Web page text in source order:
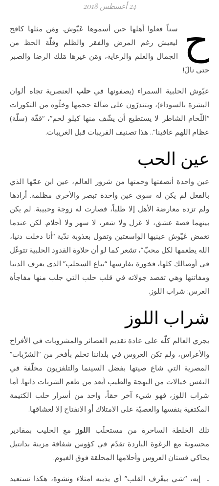
24 أغسطس 2018
ح
سناً فعلوا أهلها حين أسموها عَيّوش. ومَن مثلها كافح
ليعيش رغم المرض والفقر والظلم وقلّة الحظ من
الجمال والعلم والرعاية، ومَن غيرها مَلك الرضا والصبر
حتى نالَ!
عيّوش الحلبية السمراء (يصفونها فيحلب العنصرية تجاه ألوان
البشرة بالسوداء)، ويتندرّون على ضآلة حجمها وخلّوه من التكورات
“اللّحام الشاطر لا يستطيع أن يشّف منها كيلو لحم”، “قفّة (سلّة)
عظام اللهم عافينا”.. هذا تصنيف القريبات قبل الغريبات.
عين الحب
عين واحدة أنصفتها وحمتها من شرور العالم، عين ابن عمّها الذي
بالفعل لم يكن له سوى عين واحدة تبصر والأخرى مظلمة. أرادها
ولم تزده معارضة الأهل إلا طلباً، فصارت له زوجة وحبيبة. لم يكن
بينهما قصة عشق، لا غزل ولا شعر، لا سهر ولا أحلام. لكن عندما
تغمض عَيّوش عينيها الواسعتين وتقول بعذوبة ندّية “أنا دخلت دنيا،
الله يطعمها لكل محبّ”، تشعر كما لو أن حلاوة القدود الحلبية تتوغّل
في أوصالك كلها، فخورة بفارسها “بياع السحلب” الذي يعرف الدنيا
ومفاتنها وهي تقصد جولاته في قلب حلب التي جلب منها مفاجأة
العرس: شراب اللوز.
شراب اللوز
يجري العالم كلّه على عادة تقديم العصائر والمشروبات في الأفراح
والأعراس، ولم تكن العروس في بلداننا تحلم بأفخر من “الشرْبات”
المصرية التي شاع صيتها بفضل السينما والتلفزيون مخلّفة في
النفس خيالات من البهجة والطيب أبعد من طعم الشربات ذاتها. أما
شراب اللوز، فهو شيء آخر حقاً، واحد من أسرار حلب الكتيمة
المكتفية بنفسها والعصيّة على الامتلاك أو الانفتاح إلا لعشاقها.
تلك الخلطة الساحرة من مستحلَب اللوز
مع الحليب بمقادير
محسوبة مع الرغوة الباردة تقدّم في كؤوس شفافة مزينة بدانتيل
يحاكي فستان العروس وأحلامها المحلقة فوق الغيوم.
ـ إيه، “شي بيغّرف القلب” أي يذيبه امتلاء ونشوة، هكذا تستعيد